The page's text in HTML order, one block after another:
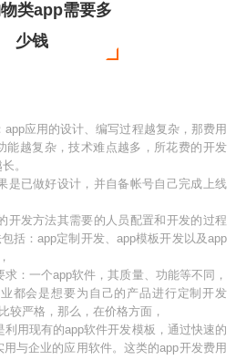
类app需要多
少钱
应用的设计、编写过程越复杂，那费用
能越复杂，技术难点越多，所花费的开发
。
是已做好设计，并自备帐号自己完成上线
开发方法其需要的人员配置和开发的过程
括：app定制开发、app模板开发以及app
：一个app软件，其质量、功能等不同，
都会是想要为自己的产品进行定制开发
较严格，那么，在价格方面，
用现有的app软件开发模板，通过快速的
与企业的应用软件。这类的app开发费用